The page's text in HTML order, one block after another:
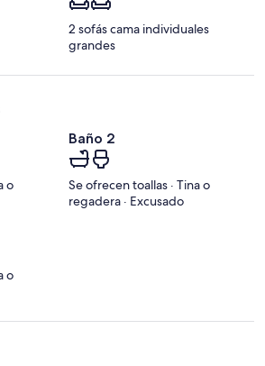
2 sofás cama individuales
grandes
o
Baño 2
Se ofrecen toallas · Tina o
regadera · Excusado
o